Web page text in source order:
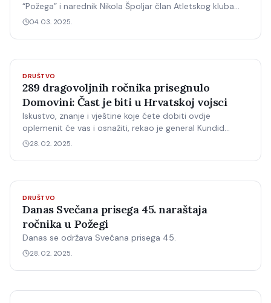
“Požega” i narednik Nikola Špoljar član Atletskog kluba
“Zabok” proglašeni najboljim sportašima 2024.
04. 03. 2025.
DRUŠTVO
289 dragovoljnih ročnika prisegnulo
Domovini: Čast je biti u Hrvatskoj vojsci
Iskustvo, znanje i vještine koje ćete dobiti ovdje
oplemenit će vas i osnažiti, rekao je general Kundid
ročnicima koji su danas u Požegi položili svečanu prisegu.
28. 02. 2025.
DRUŠTVO
Danas Svečana prisega 45. naraštaja
ročnika u Požegi
Danas se održava Svečana prisega 45.
28. 02. 2025.